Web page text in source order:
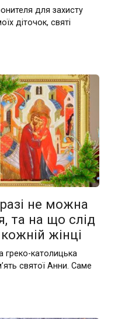
для захисту
діточок, святі
не можна
та на що слід
жінці
греко-католицька
святої Анни. Саме